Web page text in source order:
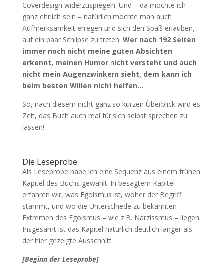
Coverdesign widerzuspiegeln. Und – da möchte ich
ganz ehrlich sein – natürlich möchte man auch
Aufmerksamkeit erregen und sich den Spaß erlauben,
auf ein paar Schlipse zu treten. Wer nach 192 Seiten
immer noch nicht meine guten Absichten
erkennt, meinen Humor nicht versteht und auch
nicht mein Augenzwinkern sieht, dem kann ich
beim besten Willen nicht helfen…
So, nach diesem nicht ganz so kurzen Überblick wird es
Zeit, das Buch auch mal für sich selbst sprechen zu
lassen!
Die Leseprobe
Als Leseprobe habe ich eine Sequenz aus einem frühen
Kapitel des Buchs gewählt. In besagtem Kapitel
erfahren wir, was Egoismus ist, woher der Begriff
stammt, und wo die Unterschiede zu bekannten
Extremen des Egoismus – wie z.B. Narzissmus – liegen.
Insgesamt ist das Kapitel natürlich deutlich länger als
der hier gezeigte Ausschnitt.
[Beginn der Leseprobe]